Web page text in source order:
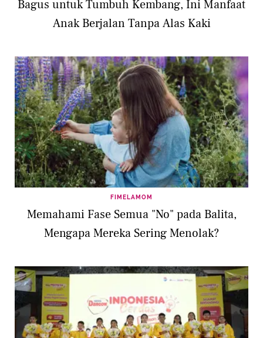
Bagus untuk Tumbuh Kembang, Ini Manfaat
Anak Berjalan Tanpa Alas Kaki
FIMELAMOM
Memahami Fase Semua "No" pada Balita,
Mengapa Mereka Sering Menolak?